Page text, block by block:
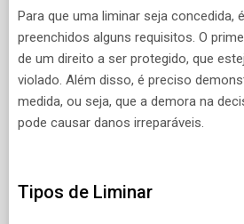
Para que uma liminar seja concedida,
preenchidos alguns requisitos. O
de um direito a ser protegido, que
violado. Além disso, é preciso
medida, ou seja, que a demora na
pode causar danos irreparáveis.
Tipos de Liminar